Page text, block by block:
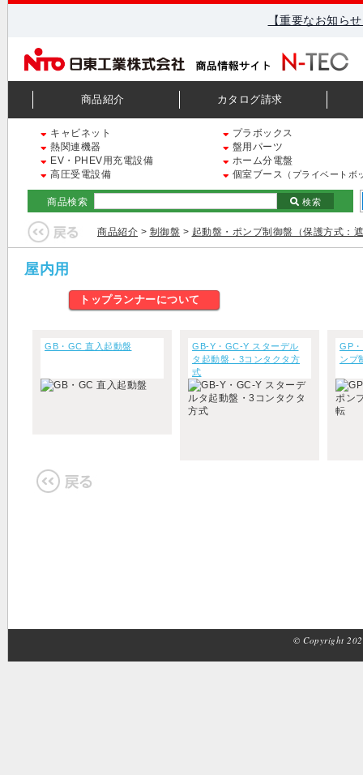
【重要なお知ら
商品紹介 カタログ請求
キャビネット
プラボックス
熱関連機器
盤用パーツ
EV・PHEV用充電設備
ホーム分電盤
高圧受電設備
個室ブース （プライベートボ
商品検索 検索
商品紹介 > 制御盤 > 起動盤・ポンプ制御盤（保護方式：
屋内用
トップランナーについて
GB・GC 直入起動盤
GB-Y・GC-Y スターデル
タ起動盤・3コンタクタ方
式
GP
ンプ
© Copyright